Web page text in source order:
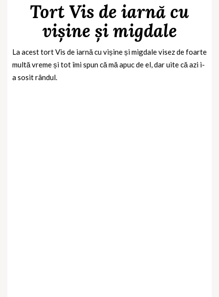
Tort Vis de iarnă cu
vișine și migdale
La acest tort Vis de iarnă cu vișine și migdale visez de foarte
multă vreme și tot îmi spun că mă apuc de el, dar uite că azi i-
a sosit rândul.